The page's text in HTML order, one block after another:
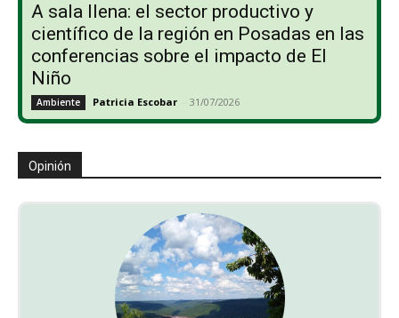
A sala llena: el sector productivo y
científico de la región en Posadas en las
conferencias sobre el impacto de El
Niño
Ambiente Patricia Escobar - 31/07/2026
Opinión